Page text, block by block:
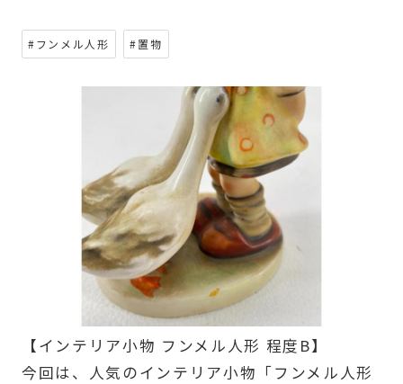
#フンメル人形 #置物
【インテリア小物 フンメル人形 程度B】
今回は、人気のインテリア小物「フンメル人形